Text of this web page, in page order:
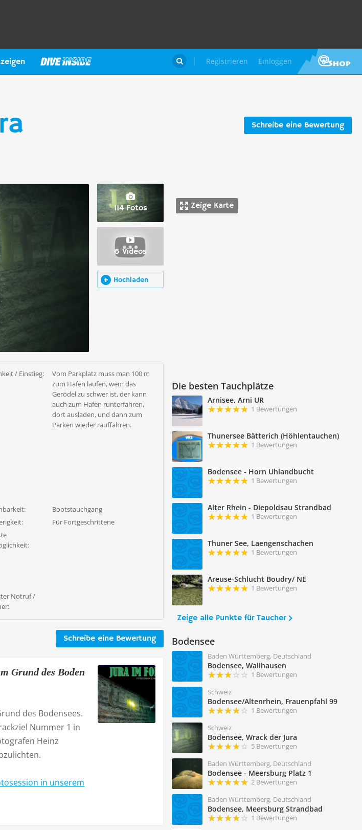
Registrieren Einloggen

Schreibe eine Bewertung
Zeige Karte
Die besten Tauchplätze
Arnisee, Arni UR
1 Bewertungen
Thunersee Bätterich (Höhlentauchen)
1 Bewertungen
Bodensee - Horn Uhlandbucht
1 Bewertungen
Alter Rhein - Diepoldsau Strandbad
1 Bewertungen
Thuner See, Laengenschachen
1 Bewertungen
Areuse-Schlucht Boudry/ NE
1 Bewertungen
Zeige alle Punkte für Taucher
Bodensee
Baden Württemberg, Deutschland
Bodensee, Wallhausen
1 Bewertungen
Schweiz
Bodensee/Altenrhein, Frauenpfahl 99
1 Bewertungen
Schweiz
Bodensee, Wrack der Jura
5 Bewertungen
Baden Württemberg, Deutschland
Bodensee - Meersburg Platz 1
2 Bewertungen
Baden Württemberg, Deutschland
Bodensee, Meersburg Strandbad
1 Bewertungen
114 Fotos
6 Videos
Hochladen
/ Einstieg:
Vom Parkplatz muss man 100 m
zum Hafen laufen, wem das
Gerödel zu schwer ist, der kann
auch zum Hafen runterfahren,
dort ausladen, und dann zum
Parken wieder rauffahren.
Bootstauchgang
Für Fortgeschrittene
Notruf /
Schreibe eine Bewertung
Grund des Boden
des Bodensees.
Nummer 1 in
Heinz
in unserem